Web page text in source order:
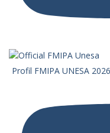
Profil FMIPA UNESA